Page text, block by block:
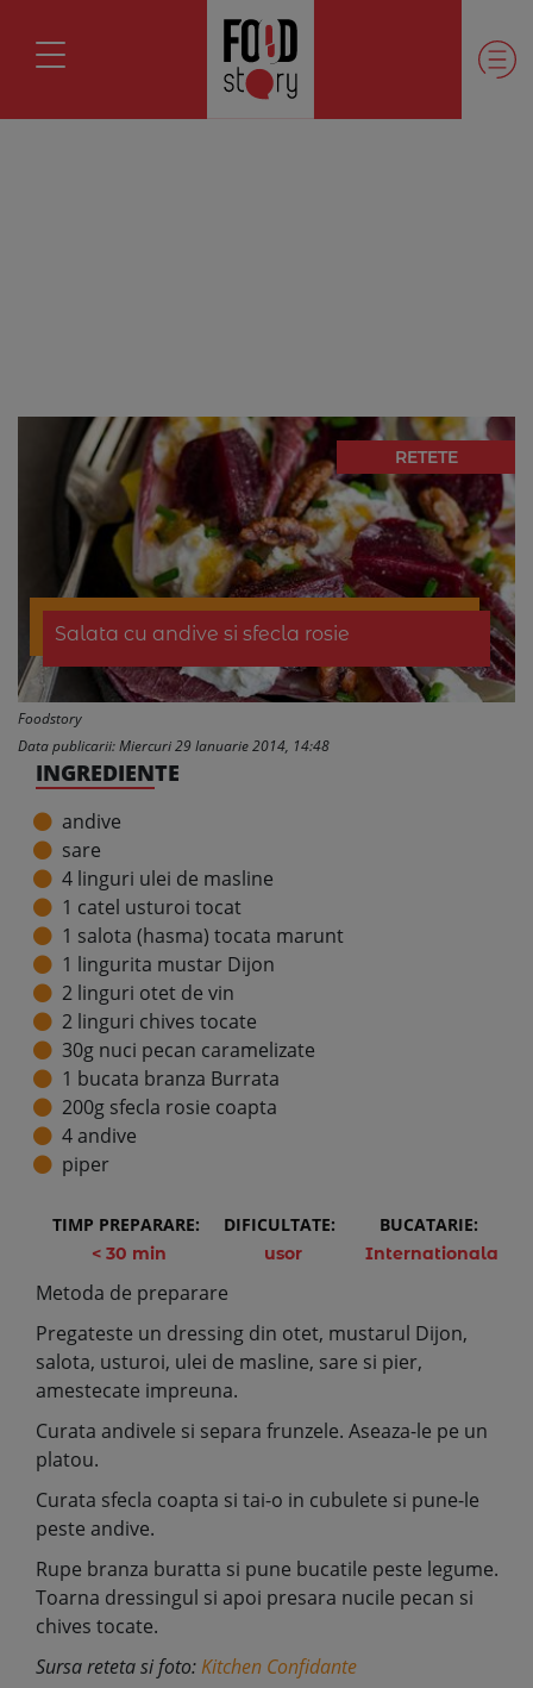
RETETE
Salata cu andive si sfecla rosie
Foodstory
Data publicarii: Miercuri 29 Ianuarie 2014, 14:48
TIMP PREPARARE:
< 30 min
DIFICULTATE:
usor
BUCATARIE:
Internationala
Metoda de preparare
Pregateste un dressing din otet, mustarul Dijon,
salota, usturoi, ulei de masline, sare si pier,
amestecate impreuna.
Curata andivele si separa frunzele. Aseaza-le pe un
platou.
Curata sfecla coapta si tai-o in cubulete si pune-le
peste andive.
Rupe branza buratta si pune bucatile peste legume.
Toarna dressingul si apoi presara nucile pecan si
chives tocate.
Sursa reteta si foto:Kitchen Confidante
INGREDIENTE
andive
sare
4 linguri ulei de masline
1 catel usturoi tocat
1 salota (hasma) tocata marunt
1 lingurita mustar Dijon
2 linguri otet de vin
2 linguri chives tocate
30g nuci pecan caramelizate
1 bucata branza Burrata
200g sfecla rosie coapta
4 andive
piper